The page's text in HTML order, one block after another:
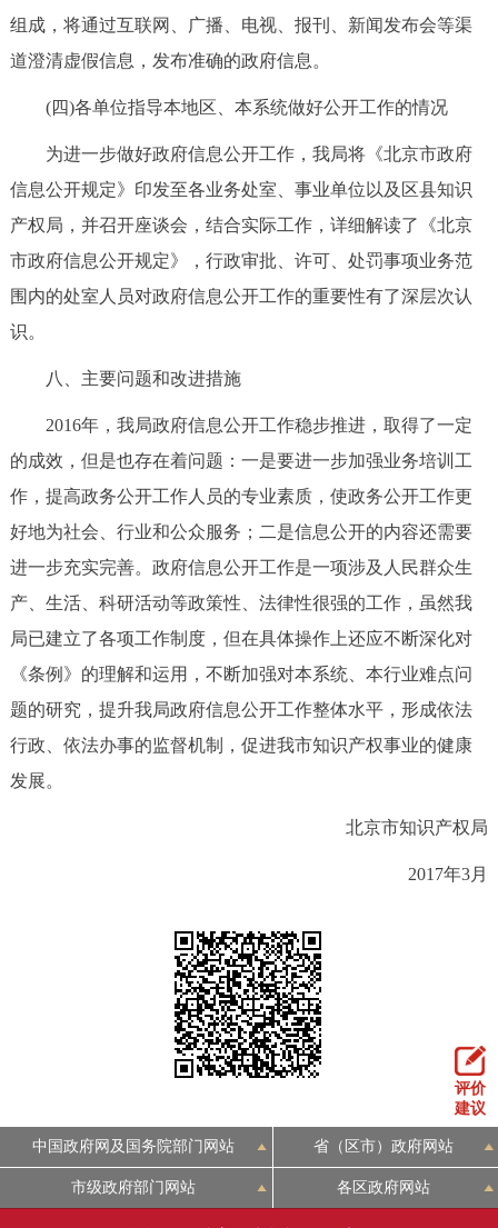
组成，将通过互联网、广播、电视、报刊、新闻发布会等渠
道澄清虚假信息，发布准确的政府信息。
(四)各单位指导本地区、本系统做好公开工作的情况
为进一步做好政府信息公开工作，我局将《北京市政府
信息公开规定》印发至各业务处室、事业单位以及区县知识
产权局，并召开座谈会，结合实际工作，详细解读了《北京
市政府信息公开规定》，行政审批、许可、处罚事项业务范
围内的处室人员对政府信息公开工作的重要性有了深层次认
识。
八、主要问题和改进措施
2016年，我局政府信息公开工作稳步推进，取得了一定
的成效，但是也存在着问题：一是要进一步加强业务培训工
作，提高政务公开工作人员的专业素质，使政务公开工作更
好地为社会、行业和公众服务；二是信息公开的内容还需要
进一步充实完善。政府信息公开工作是一项涉及人民群众生
产、生活、科研活动等政策性、法律性很强的工作，虽然我
局已建立了各项工作制度，但在具体操作上还应不断深化对
《条例》的理解和运用，不断加强对本系统、本行业难点问
题的研究，提升我局政府信息公开工作整体水平，形成依法
行政、依法办事的监督机制，促进我市知识产权事业的健康
发展。
北京市知识产权局
2017年3月
评价
建议
中国政府网及国务院部门网站 省（区市）政府网站
市级政府部门网站 各区政府网站